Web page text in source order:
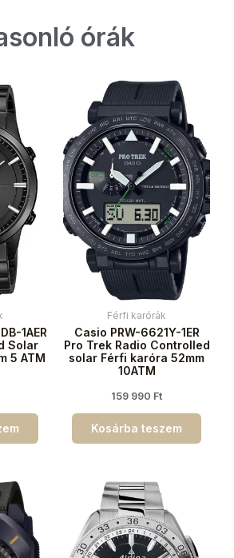
órák
1AER
Solar
5 ATM
Férfi karórák
Casio PRW-6621Y-1ER
Pro Trek Radio Controlled
solar Férfi karóra 52mm
10ATM
159 990 Ft
Kosárba teszem